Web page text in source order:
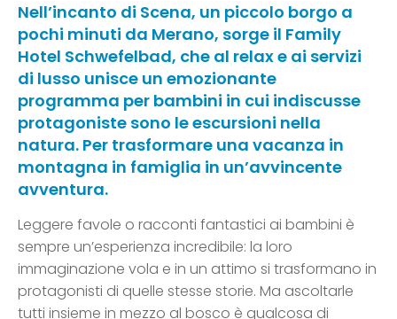
Nell’incanto di Scena, un piccolo borgo a
pochi minuti da Merano, sorge il Family
Hotel Schwefelbad, che al relax e ai servizi
di lusso unisce un emozionante
programma per bambini in cui indiscusse
protagoniste sono le escursioni nella
natura. Per trasformare una vacanza in
montagna in famiglia in un’avvincente
avventura.
Leggere favole o racconti fantastici ai bambini è
sempre un’esperienza incredibile: la loro
immaginazione vola e in un attimo si trasformano in
protagonisti di quelle stesse storie. Ma ascoltarle
tutti insieme in mezzo al bosco è qualcosa di